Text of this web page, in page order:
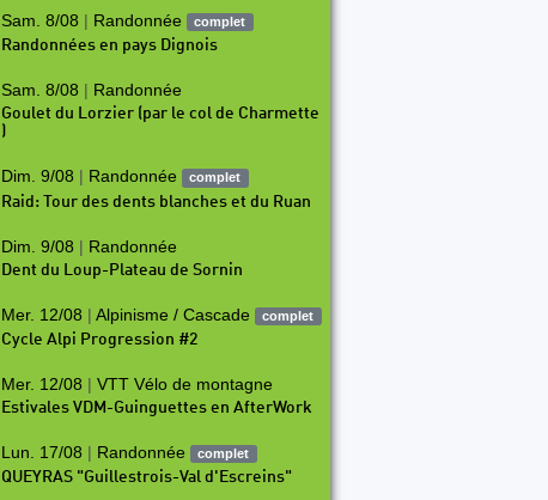
Sam. 8/08 | Randonnée complet
Randonnées en pays Dignois
Sam. 8/08 | Randonnée
Goulet du Lorzier (par le col de Charmette
)
Dim. 9/08 | Randonnée complet
Raid: Tour des dents blanches et du Ruan
Dim. 9/08 | Randonnée
Dent du Loup-Plateau de Sornin
Mer. 12/08 | Alpinisme / Cascade complet
Cycle Alpi Progression #2
Mer. 12/08 | VTT Vélo de montagne
Estivales VDM-Guinguettes en AfterWork
Lun. 17/08 | Randonnée complet
QUEYRAS "Guillestrois-Val d'Escreins"